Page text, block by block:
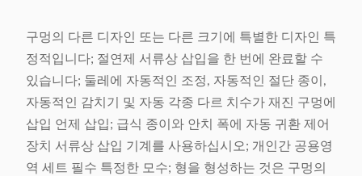
구멍의 다른 디자인 또는 다른 크기에 특별한 디자인 특
정적입니다; 절연제 서류상 삽입을 한 번에 완료할 수
있습니다; 둘레에 자동적인 조정, 자동적인 절단 종이,
자동적인 감치기 및 자동 각종 다르 치수가 재진 구멍에
삽입 언제 삽입; 급식 종이와 안치 폭에 자동 귀환 제어
장치 서류상 삽입 기계를 사용하십시오; 개인간 공용영
역 세트 필수 특정한 모수; 형을 형성하는 것은 구멍의